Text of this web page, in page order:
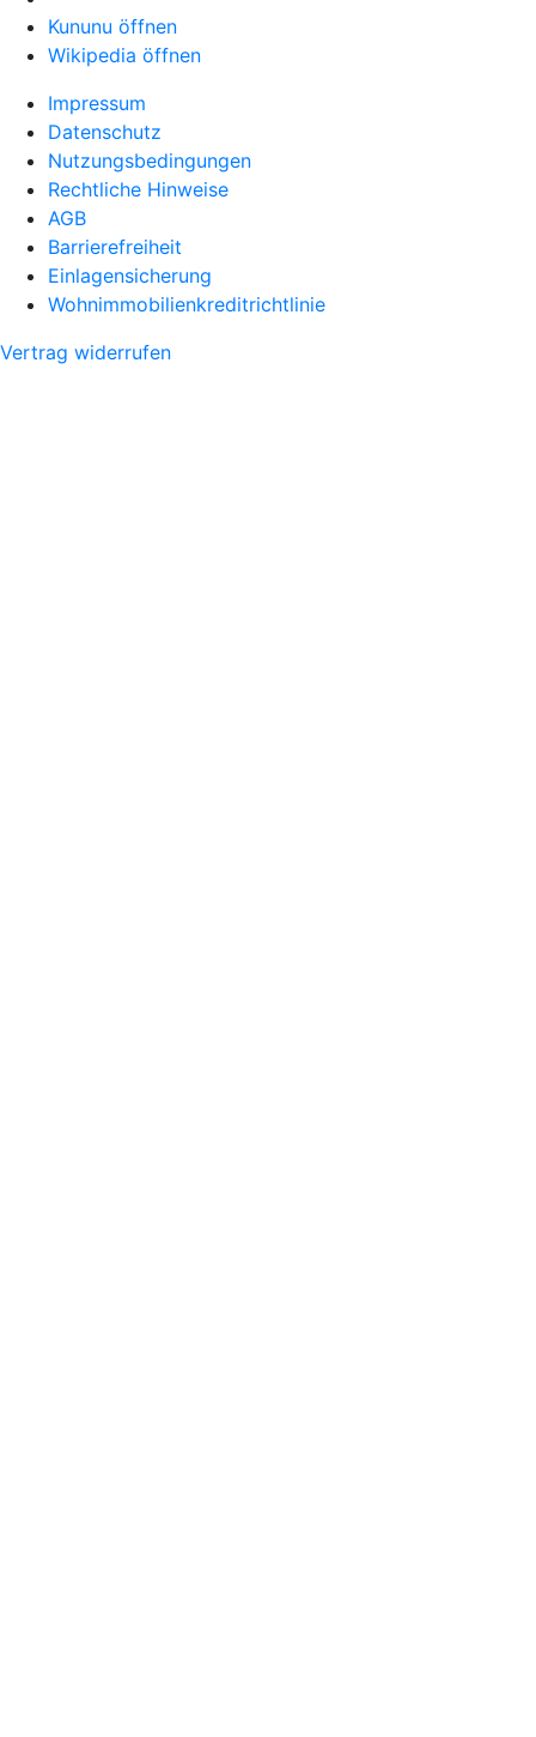
Kununu öffnen
Wikipedia öffnen
Impressum
Datenschutz
Nutzungsbedingungen
Rechtliche Hinweise
AGB
Barrierefreiheit
Einlagensicherung
Wohnimmobilienkreditrichtlinie
Vertrag widerrufen